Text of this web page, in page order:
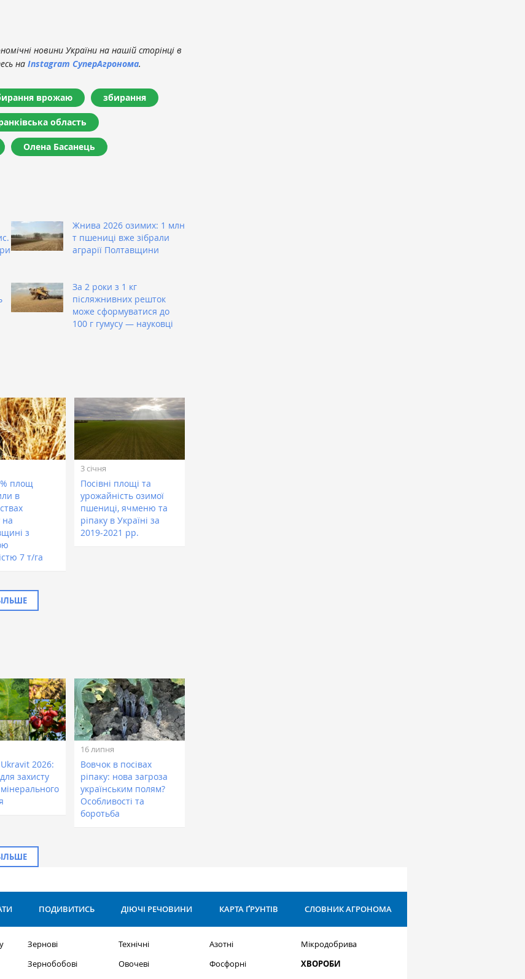
новини України на нашій сторінці в
на Instagram СуперАгронома.
врожаю збирання
область
Олена Басанець
Жнива 2026 озимих: 1 млн
т пшениці вже зібрали
аграрії Полтавщини
За 2 роки з 1 кг
післяжнивних решток
може сформуватися до
100 г гумусу — науковці
площ
в
на
з
7 т/га
3 січня
Посівні площі та
урожайність озимої
пшениці, ячменю та
ріпаку в Україні за
2019-2021 рр.
2026:
захисту
мінерального
16 липня
Вовчок в посівах
ріпаку: нова загроза
українським полям?
Особливості та
боротьба
ПОДИВИТИСЬ ДІЮЧІ РЕЧОВИНИ КАРТА ҐРУНТІВ СЛОВНИК АГРОНОМА
Зернові
Зернобобові
Технічні
Овочеві
Азотні
Фосфорні
Мікродобрива
ХВОРОБИ